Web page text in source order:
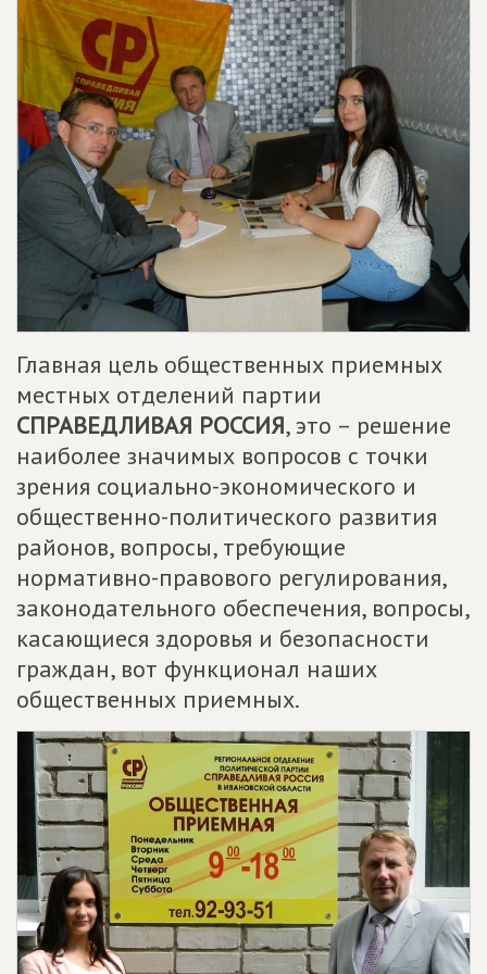
Главная цель общественных приемных
местных отделений партии
СПРАВЕДЛИВАЯ РОССИЯ, это – решение
наиболее значимых вопросов с точки
зрения социально-экономического и
общественно-политического развития
районов, вопросы, требующие
нормативно-правового регулирования,
законодательного обеспечения, вопросы,
касающиеся здоровья и безопасности
граждан, вот функционал наших
общественных приемных.